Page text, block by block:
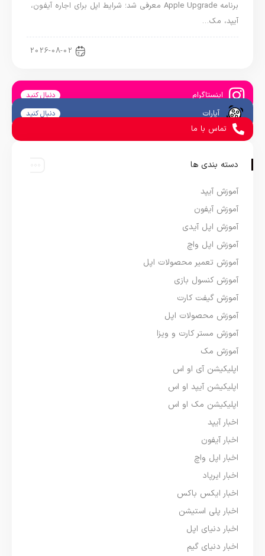
برنامه Apple Upgrade معرفی شد؛ شرایط اپل برای اجاره آیفون،
آیپد، مک…
2026-08-02
اینستاگرام دنبال کنید
آپارات دنبال کنید
تماس با ما
دسته بندی ها
آموزش آیپد
آموزش آیفون
آموزش اپل آیدی
آموزش اپل واچ
آموزش تعمیر محصولات اپل
آموزش کنسول بازی
آموزش گیفت کارت
آموزش محصولات اپل
آموزش مستر کارت و ویزا
آموزش مک
اپلیکیشن آی او اس
اپلیکیشن آیپد او اس
اپلیکیشن مک او اس
اخبار آیپد
اخبار آیفون
اخبار اپل واچ
اخبار ایرپاد
اخبار ایکس باکس
اخبار پلی استیشن
اخبار دنیای اپل
اخبار دنیای گیم